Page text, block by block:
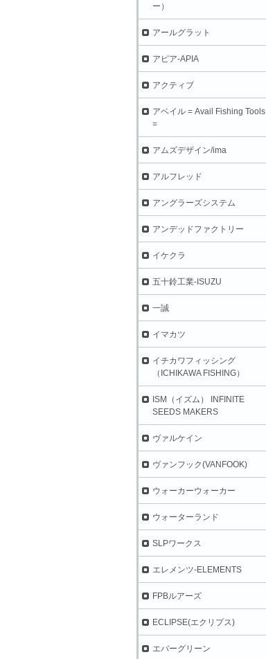
ー）
アールグラット
アピア-APIA
アクティブ
アベイル = Avail Fishing Tools
=
アムズデザイン/ima
アルフレッド
アングラーズシステム
アンデッドファクトリー
イケクラ
五十鈴工業-ISUZU
一誠
イマカツ
イチカワフィッシング
（ICHIKAWA FISHING）
ISM（イズム） INFINITE
SEEDS MAKERS
ヴァルケイン
ヴァンフック(VANFOOK)
ウォーカーウォーカー
ウォーターランド
SLPワークス
エレメンツ-ELEMENTS
FPBルアーズ
ECLIPSE(エクリプス)
エバーグリーン